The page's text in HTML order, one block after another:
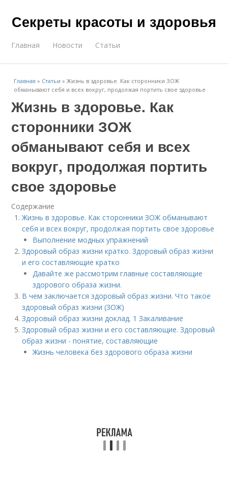
Секреты красоты и здоровья
Главная Новости Статьи
Главная » Статьи »Жизнь в здоровье. Как сторонники ЗОЖ
обманывают себя и всех вокруг, продолжая портить свое здоровье
Жизнь в здоровье. Как
сторонники ЗОЖ
обманывают себя и всех
вокруг, продолжая портить
свое здоровье
Содержание
Жизнь в здоровье. Как сторонники ЗОЖ обманывают
себя и всех вокруг, продолжая портить свое здоровье
Выполнение модных упражнений
Здоровый образ жизни кратко. Здоровый образ жизни
и его составляющие кратко
Давайте же рассмотрим главные составляющие
здорового образа жизни.
В чем заключается здоровый образ жизни. Что такое
здоровый образ жизни (ЗОЖ)
Здоровый образ жизни доклад. 1 Закаливание
Здоровый образ жизни и его составляющие. Здоровый
образ жизни - понятие, составляющие
Жизнь человека без здорового образа жизни